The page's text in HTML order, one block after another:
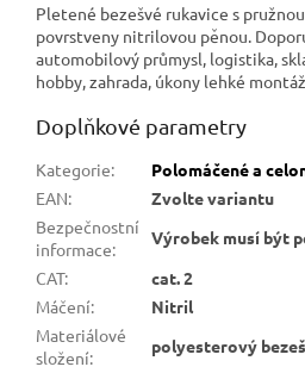
Pletené bezešvé rukavice s
povrstveny nitrilovou pěnou.
automobilový průmysl, logistika,
hobby, zahrada, úkony lehké
Doplňkové parametry
Kategorie:
Polomáčené a
EAN:
Zvolte variantu
Bezpečnostní
informace:
Výrobek musí být
CAT:
cat. 2
Máčení:
Nitril
Materiálové
složení:
polyesterový